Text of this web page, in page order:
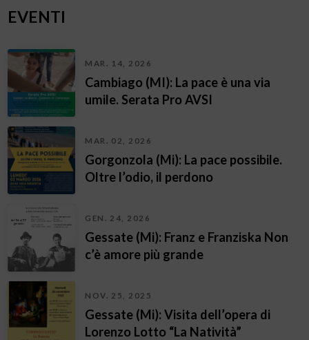
EVENTI
MAR. 14, 2026
Cambiago (MI): La pace è una via
umile. Serata Pro AVSI
MAR. 02, 2026
Gorgonzola (Mi): La pace possibile.
Oltre l’odio, il perdono
GEN. 24, 2026
Gessate (Mi): Franz e Franziska Non
c’è amore più grande
NOV. 25, 2025
Gessate (Mi): Visita dell’opera di
Lorenzo Lotto “La Natività”